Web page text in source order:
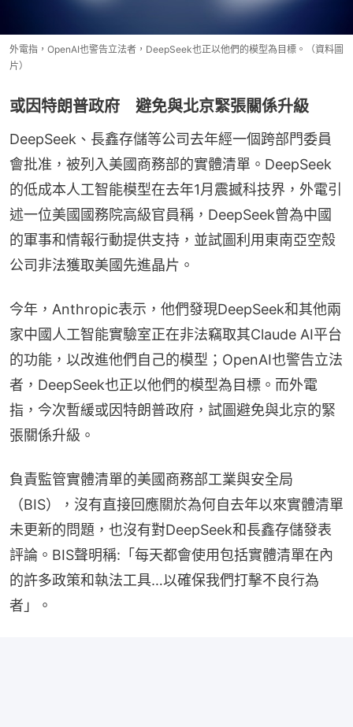
外電指，OpenAI也警告立法者，DeepSeek也正以他們的模型為目標。（資料圖
片）
或因特朗普政府 避免與北京緊張關係升級
DeepSeek、長鑫存儲等公司去年經一個跨部門委員
會批准，被列入美國商務部的實體清單。DeepSeek
的低成本人工智能模型在去年1月震撼科技界，外電引
述一位美國國務院高級官員稱，DeepSeek曾為中國
的軍事和情報行動提供支持，並試圖利用東南亞空殼
公司非法獲取美國先進晶片。
今年，Anthropic表示，他們發現DeepSeek和其他兩
家中國人工智能實驗室正在非法竊取其Claude AI平台
的功能，以改進他們自己的模型；OpenAI也警告立法
者，DeepSeek也正以他們的模型為目標。而外電
指，今次暫緩或因特朗普政府，試圖避免與北京的緊
張關係升級。
負責監管實體清單的美國商務部工業與安全局
（BIS），沒有直接回應關於為何自去年以來實體清單
未更新的問題，也沒有對DeepSeek和長鑫存儲發表
評論。BIS聲明稱:「每天都會使用包括實體清單在內
的許多政策和執法工具…以確保我們打擊不良行為
者」。